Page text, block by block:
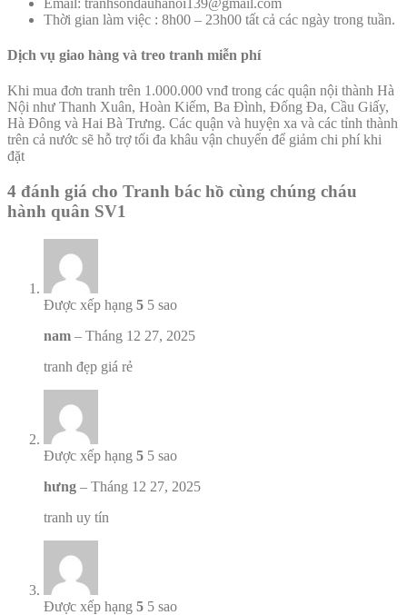
Email: tranhsondauhanoi139@gmail.com
Thời gian làm việc : 8h00 – 23h00 tất cả các ngày trong tuần.
Dịch vụ giao hàng và treo tranh miễn phí
Khi mua đơn tranh trên 1.000.000 vnđ trong các quận nội thành Hà
Nội như Thanh Xuân, Hoàn Kiếm, Ba Đình, Đống Đa, Cầu Giấy,
Hà Đông và Hai Bà Trưng. Các quận và huyện xa và các tỉnh thành
trên cả nước sẽ hỗ trợ tối đa khâu vận chuyển để giảm chi phí khi
đặt
4 đánh giá cho Tranh bác hồ cùng chúng cháu
hành quân SV1
Được xếp hạng 5 5 sao
nam – Tháng 12 27, 2025
tranh đẹp giá rẻ
Được xếp hạng 5 5 sao
hưng – Tháng 12 27, 2025
tranh uy tín
Được xếp hạng 5 5 sao